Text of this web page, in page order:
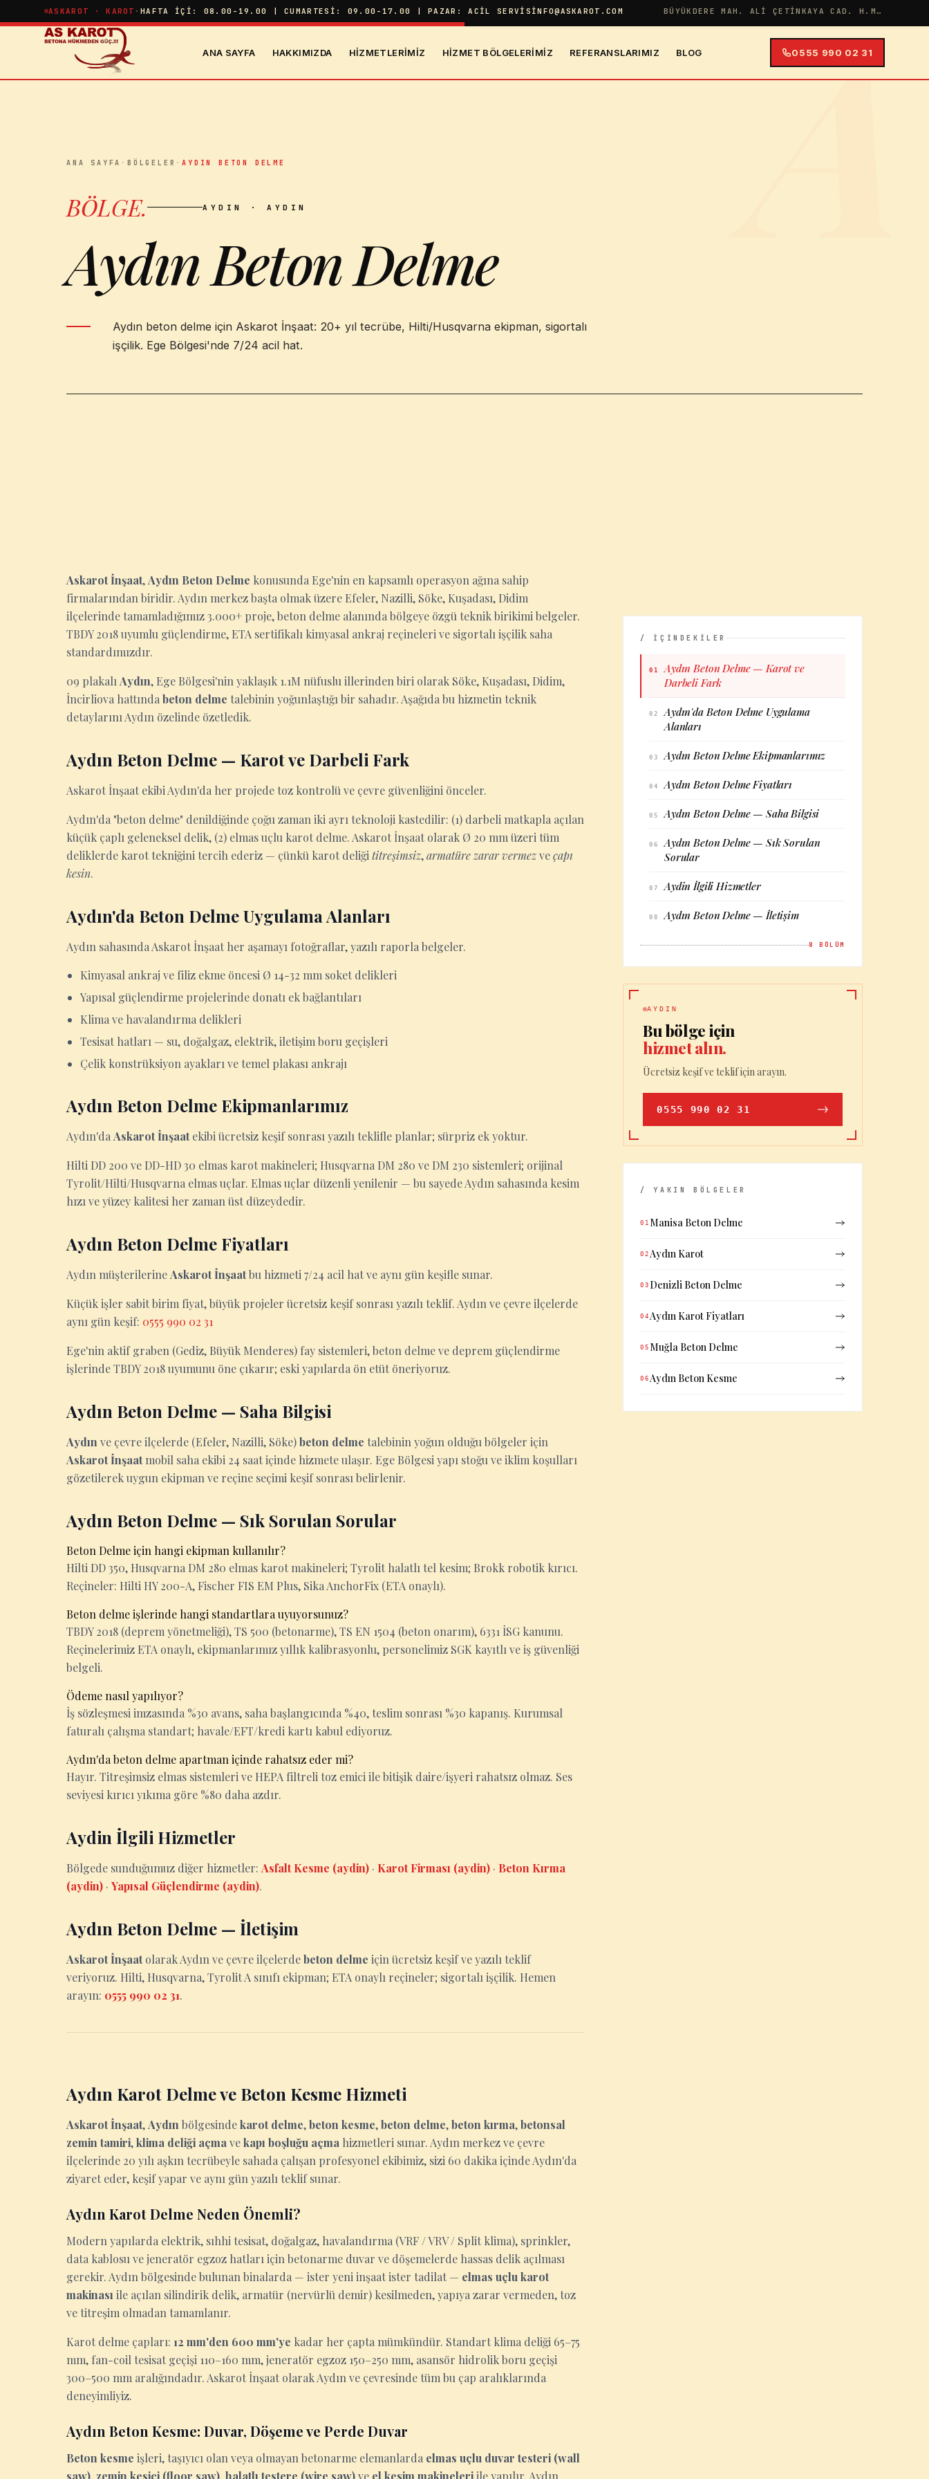
İçeriğe atlaASKAROT · KAROT ·HAFTA İÇI: 08.00-19.00 | CUMARTESI: 09.00-17.00 | PAZAR: ACIL SERVIS INFO@ASKAROT.COM BÜYÜKDERE MAH. ALI ÇETINKAYA CAD. H.MERYEM APT NO:38 İÇ KAPI NO:4
ANA SAYFA HAKKIMIZDA HIZMETLERIMIZ HIZMET BÖLGELERIMIZ REFERANSLARIMIZ BLOG 0555 990 02 31
A
ANA SAYFA ·BÖLGELER ·AYDIN BETON DELME
BÖLGE. AYDIN · AYDIN
Aydın Beton Delme
Aydın beton delme için Askarot İnşaat: 20+ yıl tecrübe, Hilti/Husqvarna ekipman, sigortalı
işçilik. Ege Bölgesi'nde 7/24 acil hat.
Askarot İnşaat,Aydın Beton Delme konusunda Ege'nin en kapsamlı operasyon ağına sahip
firmalarından biridir. Aydın merkez başta olmak üzere Efeler, Nazilli, Söke, Kuşadası, Didim
ilçelerinde tamamladığımız 3.000+ proje, beton delme alanında bölgeye özgü teknik birikimi belgeler.
TBDY 2018 uyumlu güçlendirme, ETA sertifikalı kimyasal ankraj reçineleri ve sigortalı işçilik saha
standardımızdır.
09 plakalı Aydın, Ege Bölgesi'nin yaklaşık 1.1M nüfuslu illerinden biri olarak Söke, Kuşadası, Didim,
İncirliova hattında beton delme talebinin yoğunlaştığı bir sahadır. Aşağıda bu hizmetin teknik
detaylarını Aydın özelinde özetledik.
Aydın Beton Delme — Karot ve Darbeli Fark
Askarot İnşaat ekibi Aydın'da her projede toz kontrolü ve çevre güvenliğini önceler.
Aydın'da "beton delme" denildiğinde çoğu zaman iki ayrı teknoloji kastedilir: (1) darbeli matkapla açılan
küçük çaplı geleneksel delik, (2) elmas uçlu karot delme. Askarot İnşaat olarak Ø 20 mm üzeri tüm
deliklerde karot tekniğini tercih ederiz — çünkü karot deliği titreşimsiz,armatüre zarar vermezveçapı
kesin.
Aydın'da Beton Delme Uygulama Alanları
Aydın sahasında Askarot İnşaat her aşamayı fotoğraflar, yazılı raporla belgeler.
Kimyasal ankraj ve filiz ekme öncesi Ø 14-32 mm soket delikleri
Yapısal güçlendirme projelerinde donatı ek bağlantıları
Klima ve havalandırma delikleri
Tesisat hatları — su, doğalgaz, elektrik, iletişim boru geçişleri
Çelik konstrüksiyon ayakları ve temel plakası ankrajı
Aydın Beton Delme Ekipmanlarımız
Aydın'da Askarot İnşaatekibi ücretsiz keşif sonrası yazılı teklifle planlar; sürpriz ek yoktur.
Hilti DD 200 ve DD-HD 30 elmas karot makineleri; Husqvarna DM 280 ve DM 230 sistemleri; orijinal
Tyrolit/Hilti/Husqvarna elmas uçlar. Elmas uçlar düzenli yenilenir — bu sayede Aydın sahasında kesim
hızı ve yüzey kalitesi her zaman üst düzeydedir.
Aydın Beton Delme Fiyatları
Aydın müşterilerineAskarot İnşaatbu hizmeti 7/24 acil hat ve aynı gün keşifle sunar.
Küçük işler sabit birim fiyat, büyük projeler ücretsiz keşif sonrası yazılı teklif. Aydın ve çevre ilçelerde
aynı gün keşif: 0555 990 02 31
Ege'nin aktif graben (Gediz, Büyük Menderes) fay sistemleri, beton delme ve deprem güçlendirme
işlerinde TBDY 2018 uyumunu öne çıkarır; eski yapılarda ön etüt öneriyoruz.
Aydın Beton Delme — Saha Bilgisi
Aydın ve çevre ilçelerde (Efeler, Nazilli, Söke)beton delme talebinin yoğun olduğu bölgeler için
Askarot İnşaatmobil saha ekibi 24 saat içinde hizmete ulaşır. Ege Bölgesi yapı stoğu ve iklim koşulları
gözetilerek uygun ekipman ve reçine seçimi keşif sonrası belirlenir.
Aydın Beton Delme — Sık Sorulan Sorular
Beton Delme için hangi ekipman kullanılır?
Hilti DD 350, Husqvarna DM 280 elmas karot makineleri; Tyrolit halatlı tel kesim; Brokk robotik kırıcı.
Reçineler: Hilti HY 200-A, Fischer FIS EM Plus, Sika AnchorFix (ETA onaylı).
Beton delme işlerinde hangi standartlara uyuyorsunuz?
TBDY 2018 (deprem yönetmeliği), TS 500 (betonarme), TS EN 1504 (beton onarım), 6331 İSG kanunu.
Reçinelerimiz ETA onaylı, ekipmanlarımız yıllık kalibrasyonlu, personelimiz SGK kayıtlı ve iş güvenliği
belgeli.
Ödeme nasıl yapılıyor?
İş sözleşmesi imzasında %30 avans, saha başlangıcında %40, teslim sonrası %30 kapanış. Kurumsal
faturalı çalışma standart; havale/EFT/kredi kartı kabul ediyoruz.
Aydın'da beton delme apartman içinde rahatsız eder mi?
Hayır. Titreşimsiz elmas sistemleri ve HEPA filtreli toz emici ile bitişik daire/işyeri rahatsız olmaz. Ses
seviyesi kırıcı yıkıma göre %80 daha azdır.
Aydin İlgili Hizmetler
Bölgede sunduğumuz diğer hizmetler: Asfalt Kesme (aydin) · Karot Firması (aydin) · Beton Kırma
(aydin) · Yapısal Güçlendirme (aydin).
Aydın Beton Delme — İletişim
Askarot İnşaatolarak Aydın ve çevre ilçelerdebeton delme için ücretsiz keşif ve yazılı teklif
veriyoruz. Hilti, Husqvarna, Tyrolit A sınıfı ekipman; ETA onaylı reçineler; sigortalı işçilik. Hemen
arayın: 0555 990 02 31.
Aydın Karot Delme ve Beton Kesme Hizmeti
Askarot İnşaat,Aydın bölgesindekarot delme,beton kesme,beton delme,beton kırma,betonsal
zemin tamiri,klima deliği açma vekapı boşluğu açma hizmetleri sunar. Aydın merkez ve çevre
ilçelerinde 20 yılı aşkın tecrübeyle sahada çalışan profesyonel ekibimiz, sizi 60 dakika içinde Aydın'da
ziyaret eder, keşif yapar ve aynı gün yazılı teklif sunar.
Aydın Karot Delme Neden Önemli?
Modern yapılarda elektrik, sıhhi tesisat, doğalgaz, havalandırma (VRF / VRV / Split klima), sprinkler,
data kablosu ve jeneratör egzoz hatları için betonarme duvar ve döşemelerde hassas delik açılması
gerekir. Aydın bölgesinde bulunan binalarda — ister yeni inşaat ister tadilat — elmas uçlu karot
makinası ile açılan silindirik delik, armatür (nervürlü demir) kesilmeden, yapıya zarar vermeden, toz
ve titreşim olmadan tamamlanır.
Karot delme çapları: 12 mm'den 600 mm'ye kadar her çapta mümkündür. Standart klima deliği 65–75
mm, fan-coil tesisat geçişi 110–160 mm, jeneratör egzoz 150–250 mm, asansör hidrolik boru geçişi
300–500 mm aralığındadır. Askarot İnşaat olarak Aydın ve çevresinde tüm bu çap aralıklarında
deneyimliyiz.
Aydın Beton Kesme: Duvar, Döşeme ve Perde Duvar
Beton kesme işleri, taşıyıcı olan veya olmayan betonarme elemanlarda elmas uçlu duvar testeri (wall
saw) zemin kesici (floor saw) halatlı testere (wire saw)ve el kesim makineleriile yapılır. Aydın
/ İÇİNDEKİLER
01
Aydın Beton Delme — Karot ve
Darbeli Fark
02
Aydın'da Beton Delme Uygulama
Alanları
03 Aydın Beton Delme Ekipmanlarımız
04 Aydın Beton Delme Fiyatları
05 Aydın Beton Delme — Saha Bilgisi
06
Aydın Beton Delme — Sık Sorulan
Sorular
07 Aydin İlgili Hizmetler
08 Aydın Beton Delme — İletişim
8 BÖLÜM
AYDIN
Bu bölge için
hizmet alın.
Ücretsiz keşif ve teklif için arayın.
0555 990 02 31
/ YAKIN BÖLGELER
01 Manisa Beton Delme
02 Aydın Karot
03 Denizli Beton Delme
04 Aydın Karot Fiyatları
05 Muğla Beton Delme
06 Aydın Beton Kesme